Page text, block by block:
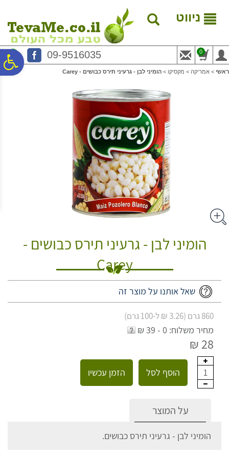
נגישות
המרכזי
ניווט
09-9516035 0
ראשי > אמריקה > מקסיקו > הומיני לבן - גרעיני תירס כבושים - Carey
הומיני לבן - גרעיני תירס כבושים -
Carey
שאל אותנו על מוצר זה
860 גרם (3.26 ₪ ל-100 גרם)
מחיר משלוח: 0 - 39 ₪
28 ₪
1 הוסף לסל הזמן עכשיו
על המוצר
הומיני לבן - גרעיני תירס כבושים.